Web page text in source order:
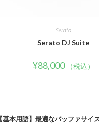
Serato
Serato DJ Suite
¥88,000 （税込）
【基本用語】最適なバッファサイ